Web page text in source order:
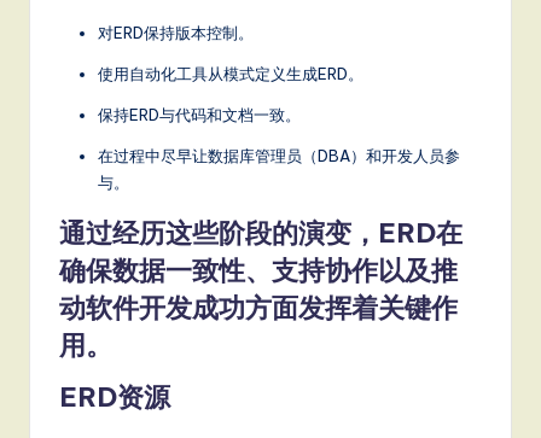
对ERD保持版本控制。
使用自动化工具从模式定义生成ERD。
保持ERD与代码和文档一致。
在过程中尽早让数据库管理员（DBA）和开发人员参
与。
通过经历这些阶段的演变，ERD在
确保数据一致性、支持协作以及推
动软件开发成功方面发挥着关键作
用。
ERD资源